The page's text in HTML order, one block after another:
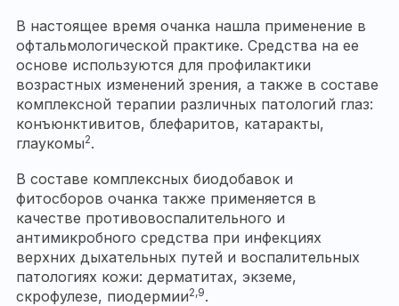
В настоящее время очанка нашла применение в
офтальмологической практике. Средства на ее
основе используются для профилактики
возрастных изменений зрения, а также в составе
комплексной терапии различных патологий глаз:
конъюнктивитов, блефаритов, катаракты,
глаукомы2.
В составе комплексных биодобавок и
фитосборов очанка также применяется в
качестве противовоспалительного и
антимикробного средства при инфекциях
верхних дыхательных путей и воспалительных
патологиях кожи: дерматитах, экземе,
скрофулезе, пиодермии2,9.